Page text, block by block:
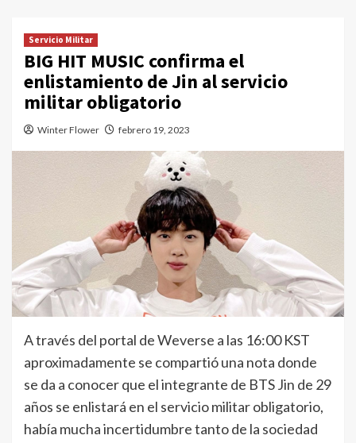
Servicio Militar
BIG HIT MUSIC confirma el
enlistamiento de Jin al servicio
militar obligatorio
Winter Flower febrero 19, 2023
A través del portal de Weverse a las 16:00 KST
aproximadamente se compartió una nota donde
se da a conocer que el integrante de BTS Jin de 29
años se enlistará en el servicio militar obligatorio,
había mucha incertidumbre tanto de la sociedad